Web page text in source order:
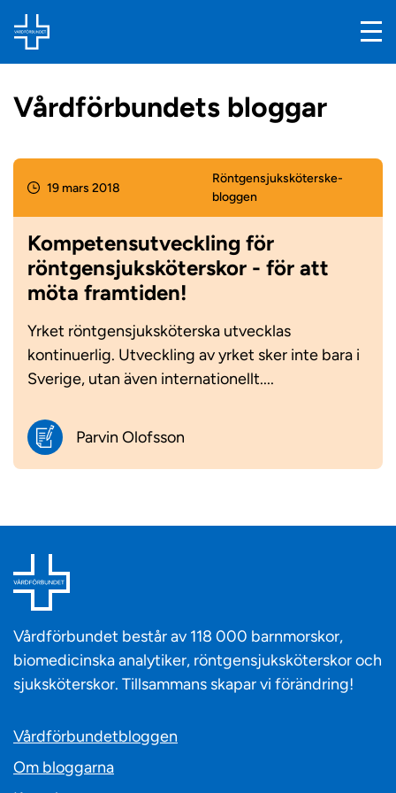
Vårdförbundets bloggar
19 mars 2018
Röntgensjuksköterske­
bloggen
Kompetensutveckling för
röntgensjuksköterskor - för att
möta framtiden!
Yrket röntgensjuksköterska utvecklas
kontinuerlig. Utveckling av yrket sker inte bara i
Sverige, utan även internationellt....
Parvin Olofsson
Vårdförbundet består av 118 000 barnmorskor,
biomedicinska analytiker, röntgensjuksköterskor och
sjuksköterskor. Tillsammans skapar vi förändring!
Vårdförbundetbloggen
Om bloggarna